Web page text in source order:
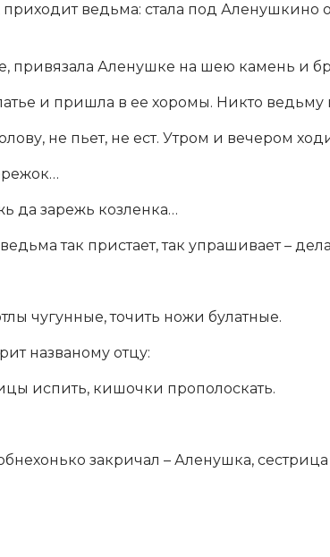
ведьма: стала под Аленушкино
привязала Аленушке на шею камень и
и пришла в ее хоромы. Никто ведьму
не пьет, не ест. Утром и вечером
да зарежь козленка…
так пристает, так упрашивает –
чугунные, точить ножи булатные.
названому отцу:
испить, кишочки прополоскать.
закричал – Аленушка,